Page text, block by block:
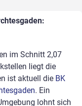
im Schnitt 2,07
liegt die
ist aktuell die BK
. Ein
lohnt sich